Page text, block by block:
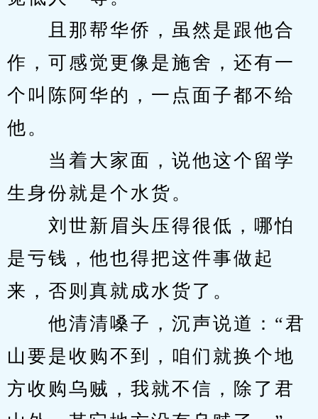
且那帮华侨，虽然是跟他合
作，可感觉更像是施舍，还有一
个叫陈阿华的，一点面子都不给
他。
当着大家面，说他这个留学
生身份就是个水货。
刘世新眉头压得很低，哪怕
是亏钱，他也得把这件事做起
来，否则真就成水货了。
他清清嗓子，沉声说道：“君
山要是收购不到，咱们就换个地
方收购乌贼，我就不信，除了君